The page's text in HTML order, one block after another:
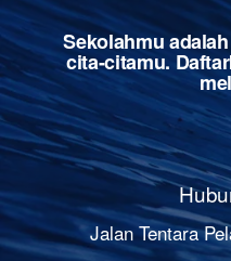
Sekolahmu
cita-citamu.
Jalan Tentara